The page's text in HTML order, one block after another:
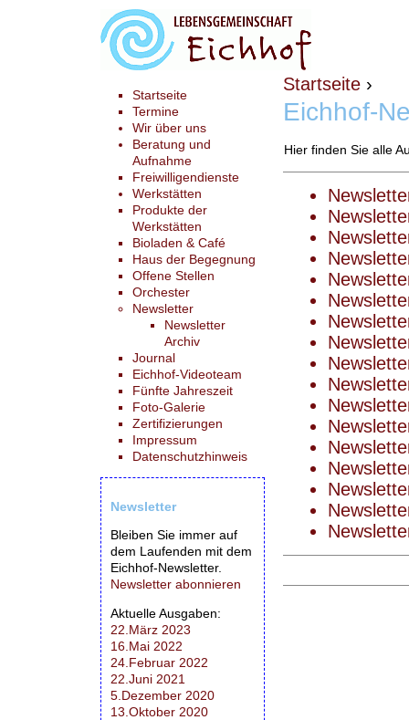
Startseite ›
Eichhof-
Hier finden Sie alle
Startseite
Termine
Wir über uns
Beratung und
Aufnahme
Freiwilligendienste
Werkstätten
Produkte der
Werkstätten
Bioladen & Café
Haus der Begegnung
Offene Stellen
Orchester
Newsletter
Newsletter
Archiv
Journal
Eichhof-Videoteam
Fünfte Jahreszeit
Foto-Galerie
Zertifizierungen
Impressum
Datenschutzhinweis
Newsletter
Bleiben Sie immer auf
dem Laufenden mit dem
Eichhof-Newsletter.
Newsletter abonnieren
Aktuelle Ausgaben:
22.März 2023
16.Mai 2022
24.Februar 2022
22.Juni 2021
5.Dezember 2020
13.Oktober 2020